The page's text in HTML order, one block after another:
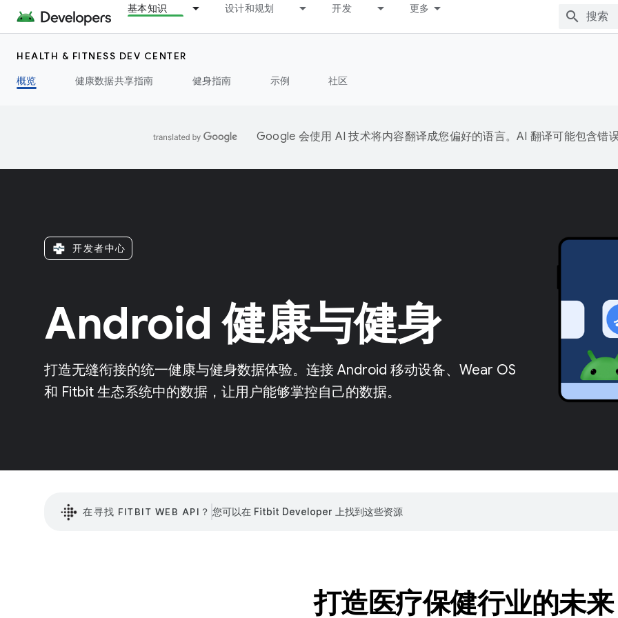
基本知识 设计和规划 开发 更多
HEALTH & FITNESS DEV CENTER
概览
健康数据共享指南 健身指南 示例 社区
Google 会使用 AI 技术将内容翻译成您偏好的语言。AI 翻译可能包含错误
开发者中心
Android 健康与健身
打造无缝衔接的统一健康与健身数据体验。连接 Android 移动设备、Wear OS
和 Fitbit 生态系统中的数据，让用户能够掌控自己的数据。
在寻找 FITBIT WEB API？ 您可以在 Fitbit Developer 上找到这些资源
打造医疗保健行业的未来